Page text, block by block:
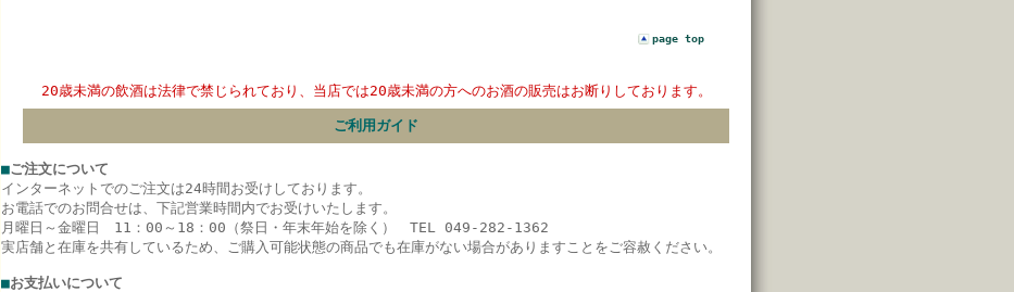
page top
20歳未満の飲酒は法律で禁じられており、当店では20歳未満の方へのお酒の販売はお断りしております。
ご利用ガイド
■ご注文について
インターネットでのご注文は24時間お受けしております。
お電話でのお問合せは、下記営業時間内でお受けいたします。
月曜日～金曜日 11：00～18：00（祭日・年末年始を除く） TEL 049-282-1362
実店舗と在庫を共有しているため、ご購入可能状態の商品でも在庫がない場合がありますことをご容赦ください。
■お支払いについて